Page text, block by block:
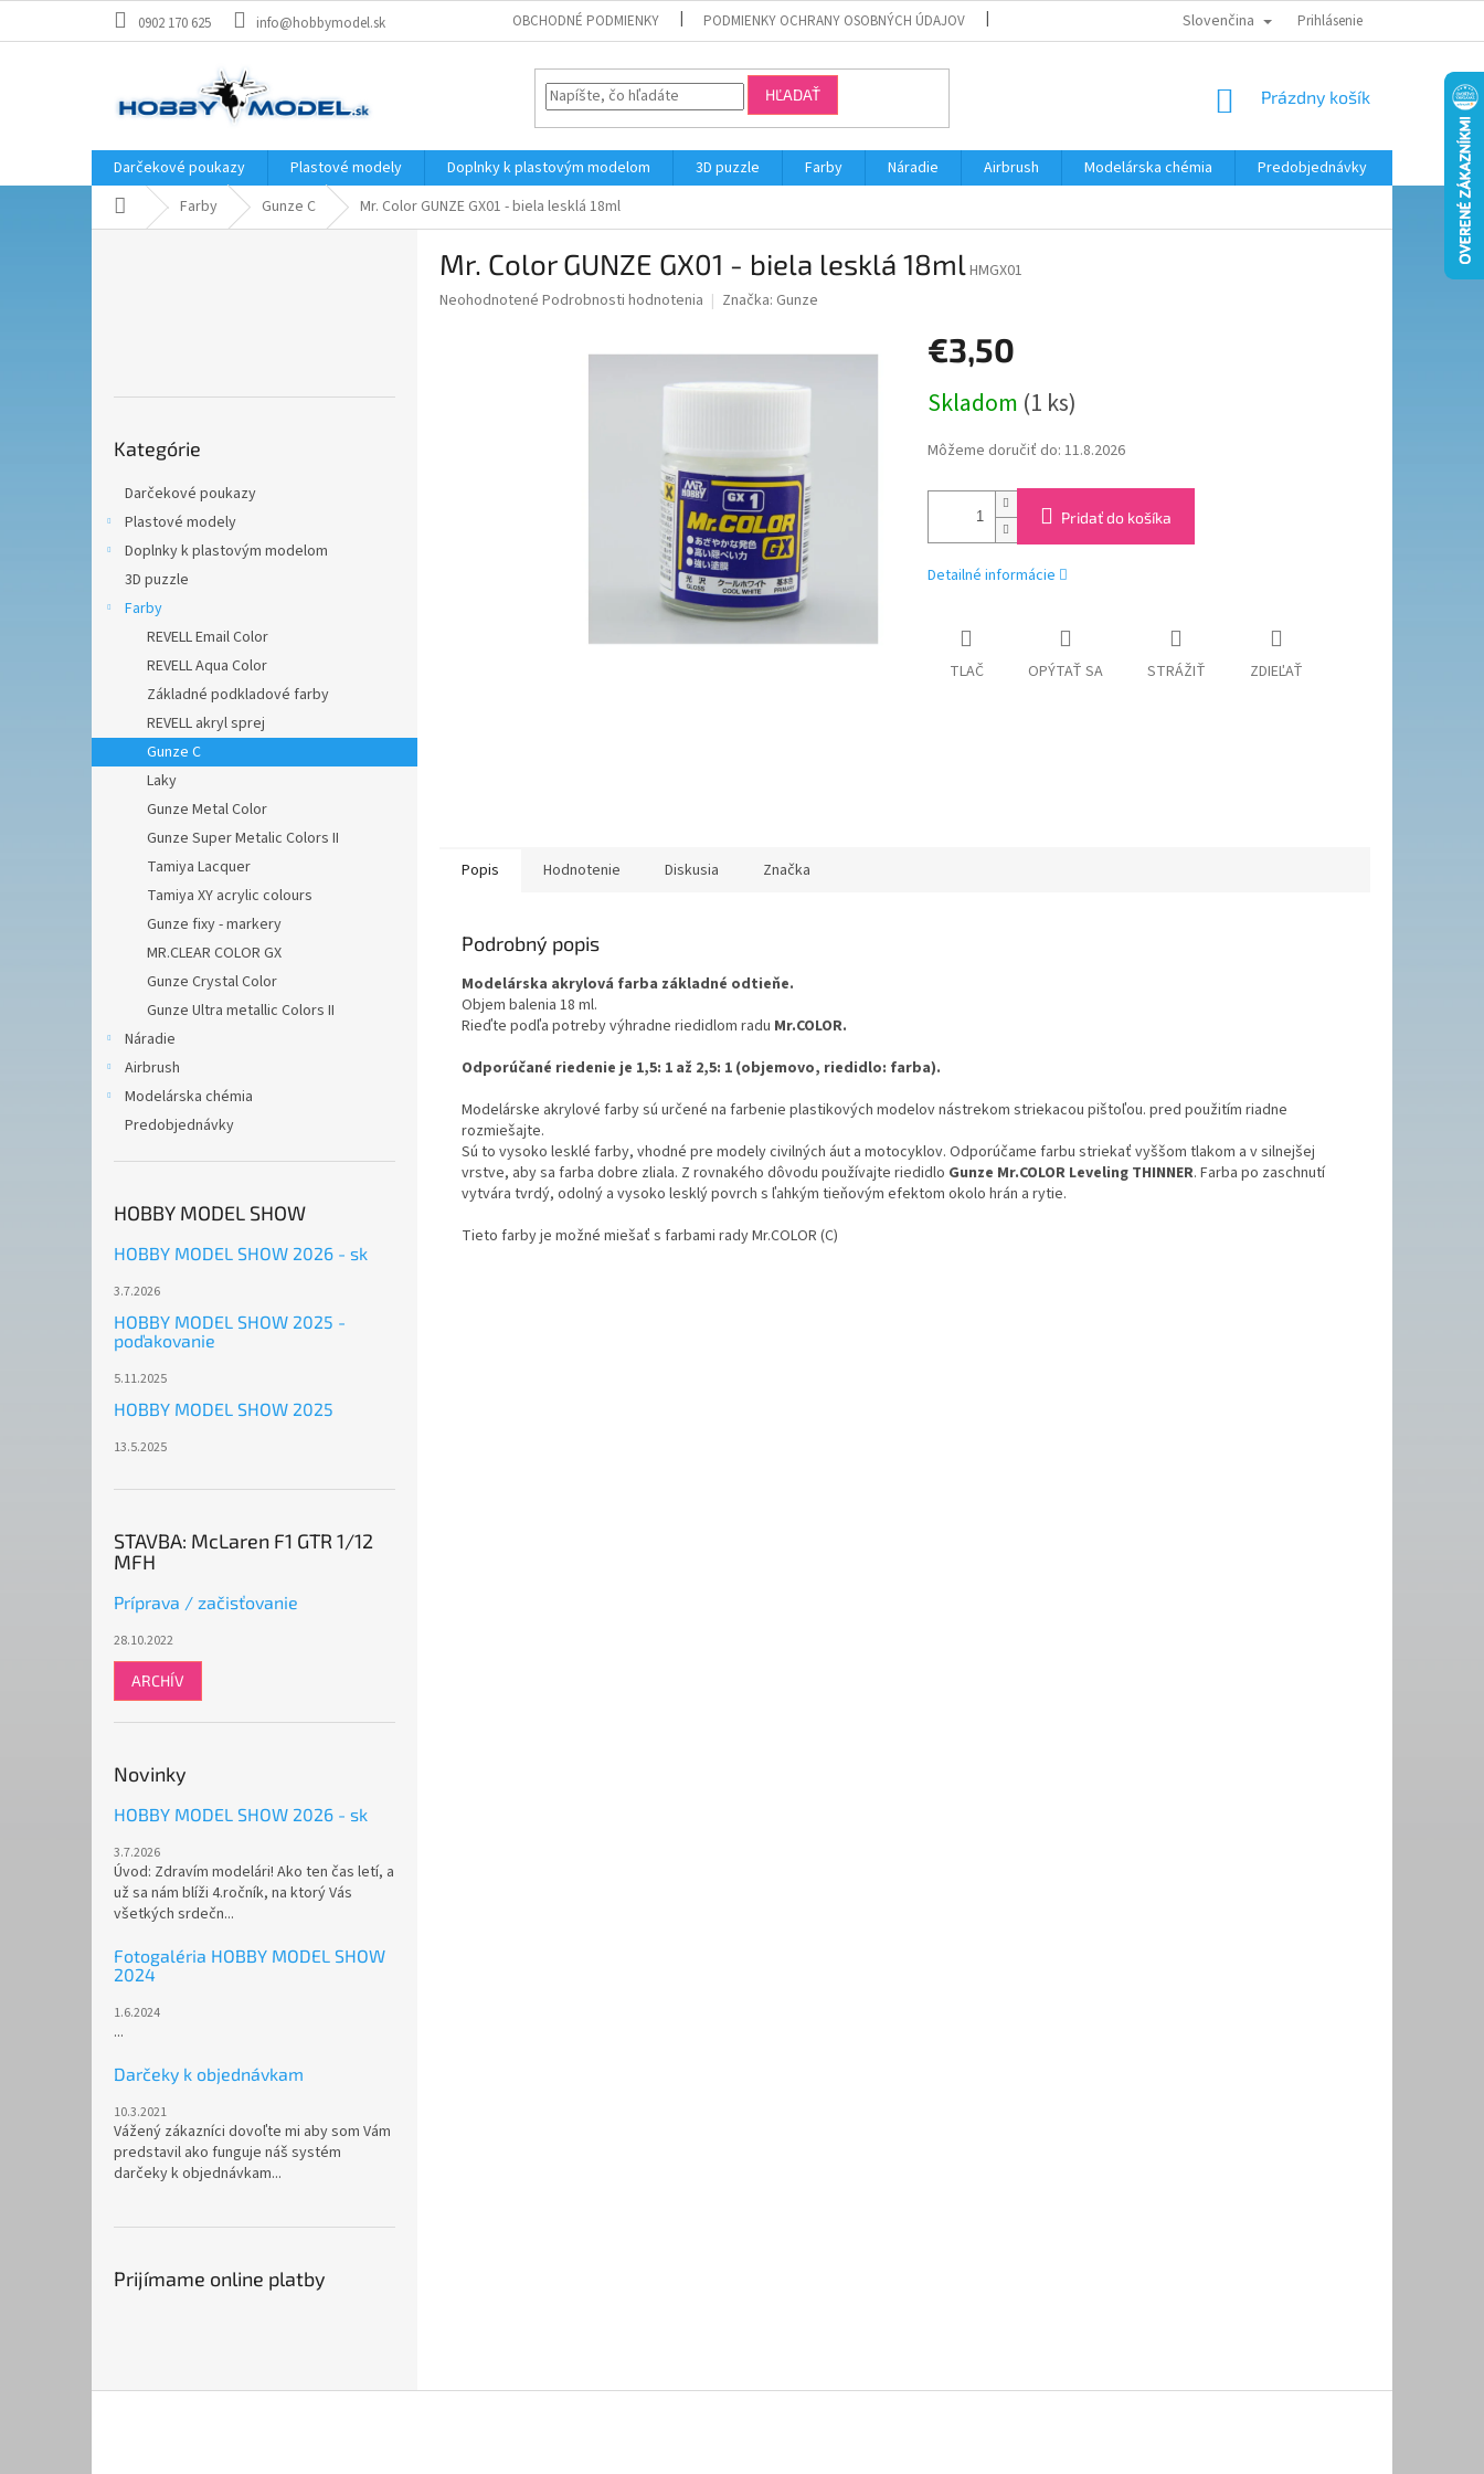
0902 170 625 info@hobbymodel.sk OBCHODNÉ PODMIENKY PODMIENKY OCHRANY OSOBNÝCH ÚDAJOV MODELÁRSKY KRÚŽOK
Slovenčina Prihlásenie
HĽADAŤ
NÁKUPNÝ
Prázdny košík
Darčekové poukazy Plastové modely Doplnky k plastovým modelom 3D puzzle Farby Náradie Airbrush Modelárska chémia
Predobjednávky
DomovFarby Gunze C Mr. Color GUNZE GX01 - biela lesklá 18ml
kategórie
Kategórie
Darčekové poukazy
Plastové modely
Doplnky k plastovým modelom
3D puzzle
Farby
REVELL Email Color
REVELL Aqua Color
Základné podkladové farby
REVELL akryl sprej
Gunze C
Laky
Gunze Metal Color
Gunze Super Metalic Colors II
Tamiya Lacquer
Tamiya XY acrylic colours
Gunze fixy - markery
MR.CLEAR COLOR GX
Gunze Crystal Color
Gunze Ultra metallic Colors II
Náradie
Airbrush
Modelárska chémia
Predobjednávky
HOBBY MODEL SHOW
HOBBY MODEL SHOW 2026 - sk
3.7.2026
HOBBY MODEL SHOW 2025 -
poďakovanie
5.11.2025
HOBBY MODEL SHOW 2025
13.5.2025
STAVBA: McLaren F1 GTR 1/12
MFH
Príprava / začisťovanie
28.10.2022
ARCHÍV
Novinky
HOBBY MODEL SHOW 2026 - sk
3.7.2026
Úvod: Zdravím modelári! Ako ten čas letí, a
už sa nám blíži 4.ročník, na ktorý Vás
všetkých srdečn...
Fotogaléria HOBBY MODEL SHOW
2024
1.6.2024
...
Darčeky k objednávkam
10.3.2021
Vážený zákazníci dovoľte mi aby som Vám
predstavil ako funguje náš systém
darčeky k objednávkam...
Prijímame online platby
Mr. Color GUNZE GX01 - biela lesklá 18mlHMGX01
Priemerné
Neohodnotené Podrobnosti hodnotenia Značka: Gunze
€3,50
cena:
Skladom (1 ks)
Môžeme doručiť do: 11.8.2026
Pridať do košíka
Detailné informácie
TLAČ OPÝTAŤ SA STRÁŽIŤ ZDIEĽAŤ
Popis Hodnotenie Diskusia Značka
Podrobný popis
Modelárska akrylová farba základné odtieňe.
Objem balenia 18 ml.
Rieďte podľa potreby výhradne riedidlom radu Mr.COLOR.
Odporúčané riedenie je 1,5: 1 až 2,5: 1 (objemovo, riedidlo: farba).
Modelárske akrylové farby sú určené na farbenie plastikových modelov nástrekom striekacou pištoľou. pred použitím riadne
rozmiešajte.
Sú to vysoko lesklé farby, vhodné pre modely civilných áut a motocyklov. Odporúčame farbu striekať vyššom tlakom a v silnejšej
vrstve, aby sa farba dobre zliala. Z rovnakého dôvodu používajte riedidlo Gunze Mr.COLOR Leveling THINNER. Farba po zaschnutí
vytvára tvrdý, odolný a vysoko lesklý povrch s ľahkým tieňovým efektom okolo hrán a rytie.
Tieto farby je možné miešať s farbami rady Mr.COLOR (C)